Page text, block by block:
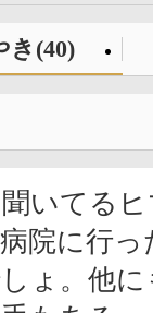
き(40)
いてる
院に行
ょ。他に